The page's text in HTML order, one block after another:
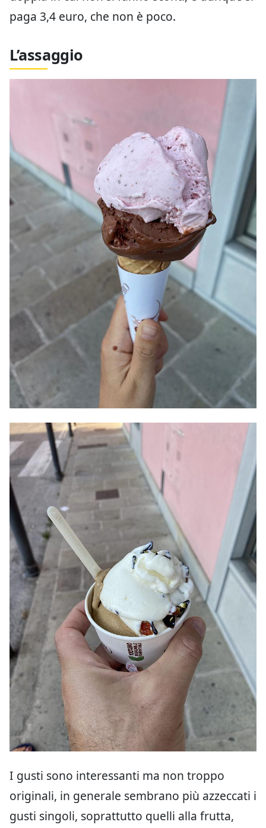
paga 3,4 euro, che non è poco.
L’assaggio
I gusti sono interessanti ma non troppo
originali, in generale sembrano più azzeccati i
gusti singoli, soprattutto quelli alla frutta,